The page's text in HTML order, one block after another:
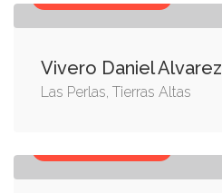
Vivero Daniel Alvarez
Las Perlas, Tierras Altas